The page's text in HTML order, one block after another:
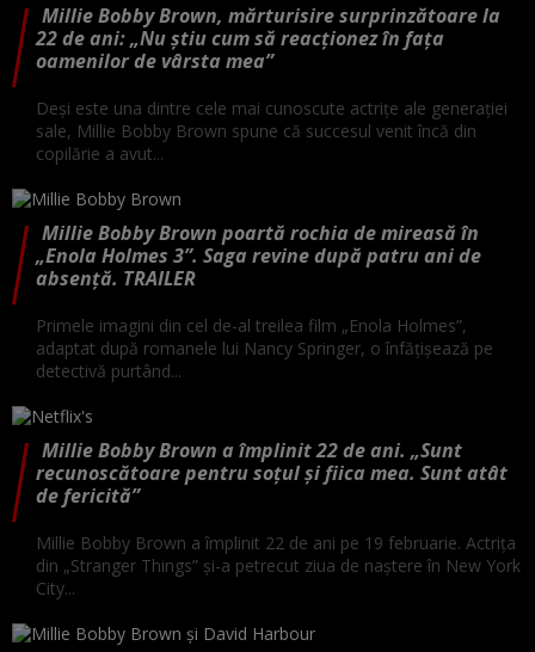
Millie Bobby Brown, mărturisire surprinzătoare la
22 de ani: „Nu știu cum să reacționez în fața
oamenilor de vârsta mea”
Deși este una dintre cele mai cunoscute actrițe ale generației
sale, Millie Bobby Brown spune că succesul venit încă din
copilărie a avut...
Millie Bobby Brown poartă rochia de mireasă în
„Enola Holmes 3”. Saga revine după patru ani de
absenţă. TRAILER
Primele imagini din cel de-al treilea film „Enola Holmes”,
adaptat după romanele lui Nancy Springer, o înfăţişează pe
detectivă purtând...
Millie Bobby Brown a împlinit 22 de ani. „Sunt
recunoscătoare pentru soțul și fiica mea. Sunt atât
de fericită”
Millie Bobby Brown a împlinit 22 de ani pe 19 februarie. Actrița
din „Stranger Things” și-a petrecut ziua de naștere în New York
City...